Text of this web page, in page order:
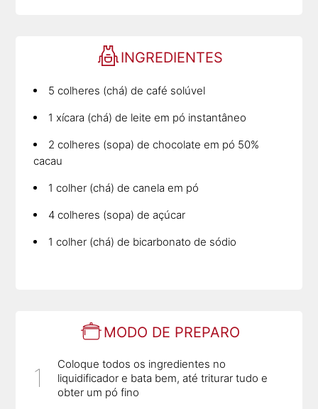
INGREDIENTES
5 colheres (chá) de café solúvel
1 xícara (chá) de leite em pó instantâneo
2 colheres (sopa) de chocolate em pó 50%
cacau
1 colher (chá) de canela em pó
4 colheres (sopa) de açúcar
1 colher (chá) de bicarbonato de sódio
MODO DE PREPARO
Coloque todos os ingredientes no
liquidificador e bata bem, até triturar tudo e
obter um pó fino